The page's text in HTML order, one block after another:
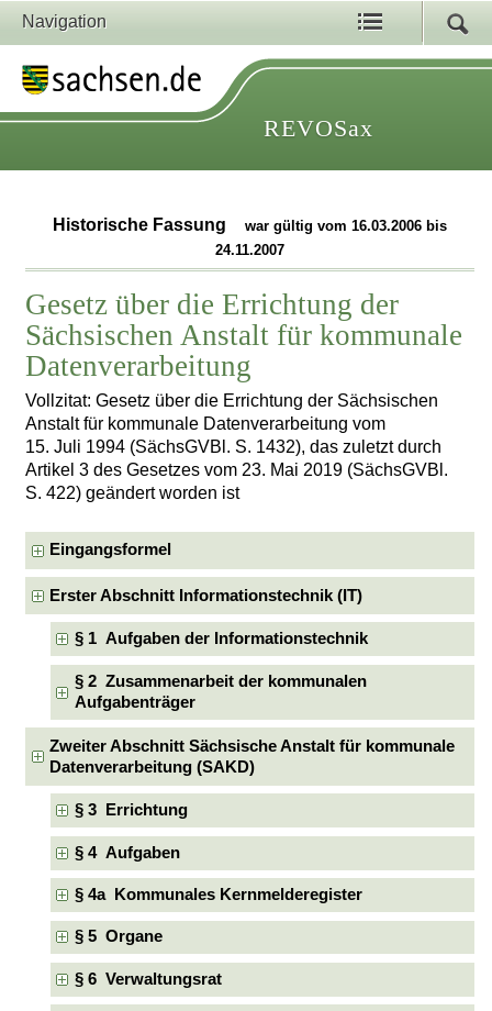
Navigation
REVOSax
Historische Fassung
war gültig vom 16.03.2006 bis
24.11.2007
Gesetz über die Errichtung der
Sächsischen Anstalt für kommunale
Datenverarbeitung
Vollzitat: Gesetz über die Errichtung der Sächsischen
Anstalt für kommunale Datenverarbeitung vom
15. Juli 1994 (SächsGVBl. S. 1432), das zuletzt durch
Artikel 3 des Gesetzes vom 23. Mai 2019 (SächsGVBl.
S. 422) geändert worden ist
Eingangsformel
Erster Abschnitt Informationstechnik (IT)
§ 1 Aufgaben der Informationstechnik
§ 2 Zusammenarbeit der kommunalen
Aufgabenträger
Zweiter Abschnitt Sächsische Anstalt für kommunale
Datenverarbeitung (SAKD)
§ 3 Errichtung
§ 4 Aufgaben
§ 4a Kommunales Kernmelderegister
§ 5 Organe
§ 6 Verwaltungsrat